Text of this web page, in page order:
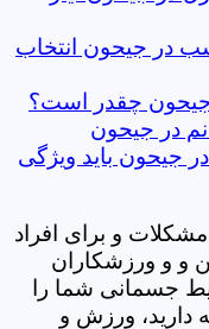
در جیحون انتخاب
جیحون چقدر است؟
در جیحون
جیحون باید ویژگی
مشکلات و برای افراد
و و ورزشکاران
جسمانی شما را
دارید، ورزش و